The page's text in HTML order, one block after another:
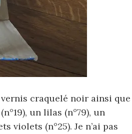
craquelé noir ainsi que
un lilas (n°79), un
violets (n°25). Je n’ai pas